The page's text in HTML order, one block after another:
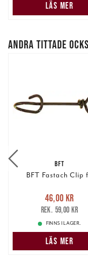
samlat in när du har
LÄS MER
ANDRA TITTADE
BFT
BFT Fastach Clip
Nuvarande pris
46,00 krTidigare
59,00 kr
46,00 kr
59,00 kr
FINNS I LAGER.
LÄS MER